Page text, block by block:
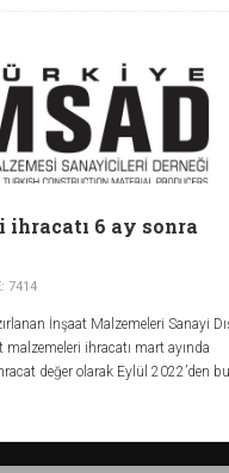
satın alımını tamamlayarak
6 ay sonra
7414
İnşaat Malzemeleri Sanayi
malzemeleri ihracatı mart ayında
değer olarak Eylül 2022’den bu
göre yüzde 15,5’lik artış gösterdi.